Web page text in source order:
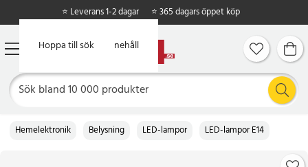
Hoppa till huvudinnehåll
Hoppa till sök
⭐ Leverans 1-2 dagar ⭐ 365 dagars öppet köp
Hemelektronik Belysning LED-lampor LED-lampor E14